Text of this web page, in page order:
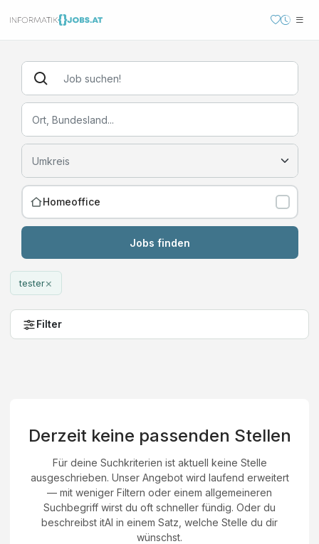
Homeoffice
Jobs finden
tester×
Filter
Derzeit keine passenden Stellen
Für deine Suchkriterien ist aktuell keine Stelle
ausgeschrieben. Unser Angebot wird laufend erweitert
— mit weniger Filtern oder einem allgemeineren
Suchbegriff wirst du oft schneller fündig. Oder du
beschreibst itAI in einem Satz, welche Stelle du dir
wünschst.